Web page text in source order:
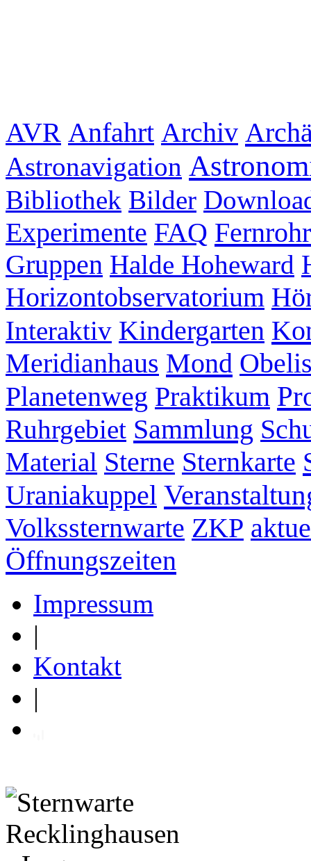
AVR Anfahrt Archiv
Astronavigation
Bibliothek Bilder
Experimente FAQ Fernrohr
Gruppen Halde Hoheward
Horizontobservatorium
Interaktiv Kindergarten
Meridianhaus Mond
Planetenweg Praktikum
Ruhrgebiet Sammlung
Material Sterne Sternkarte
Uraniakuppel
Volkssternwarte ZKP
Öffnungszeiten
Impressum
|
Kontakt
|